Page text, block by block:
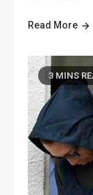
Read More
3 MINS